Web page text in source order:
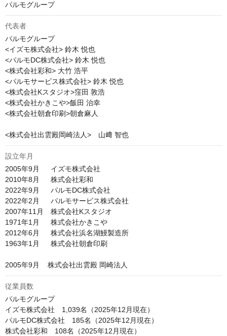
パルモグループ
代表者
パルモグループ
<イズモ株式会社> 鈴木 悦也
<パルモDC株式会社> 鈴木 悦也
<株式会社彩和> 大竹 浩平
<パルモサービス株式会社> 鈴木 悦也
<株式会社Kスタジオ>窪田 敦浩
<株式会社かきこや>飯田 治幸
<株式会社朝倉印刷>朝倉麻人
設立年月
2005年9月　  イズモ株式会社
2010年8月　  株式会社彩和
2022年9月　  パルモDC株式会社
2022年2月　  パルモサービス株式会社
2007年11月　株式会社Kスタジオ
1971年1月　  株式会社かきこや
2012年6月　  株式会社浜名湖鰻製造所
1963年1月　  株式会社朝倉印刷
2005年9月    株式会社出雲殿 岡崎法人
従業員数
パルモグループ
イズモ株式会社　1,039名（2025年12月現在）
パルモDC株式会社　185名（2025年12月現在）
株式会社彩和　108名（2025年12月現在）